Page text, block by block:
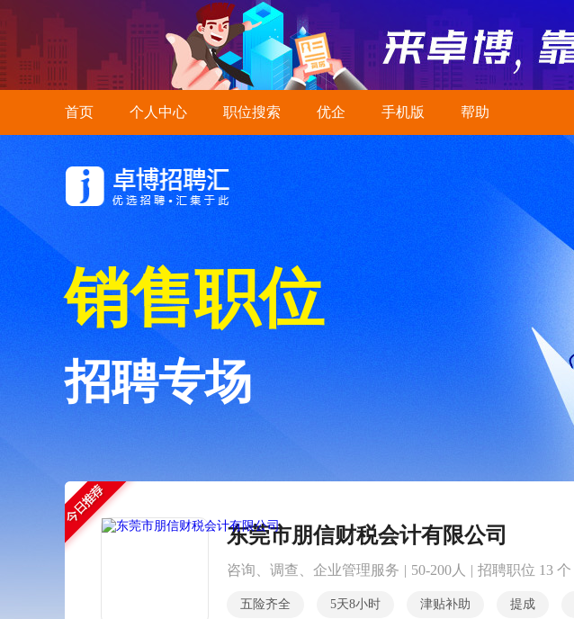
首页 个人中心 职位搜索 优企 手机版 帮助
销售职位
招聘专场
东莞市朋信财税会计有限公司
咨询、调查、企业管理服务 | 50-200人 | 招聘职位 13 个
五险齐全 5天8小时 津贴补助 提成